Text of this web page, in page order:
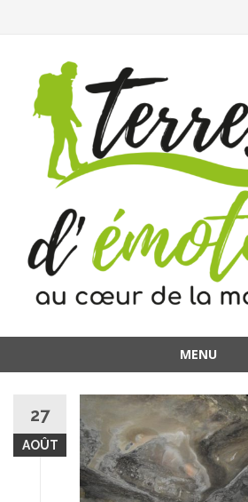
contenu
MENU
contenu
27
AOÛT